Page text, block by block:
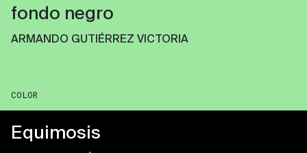
fondo negro
ARMANDO GUTIÉRREZ VICTORIA
COLOR
Equimosis